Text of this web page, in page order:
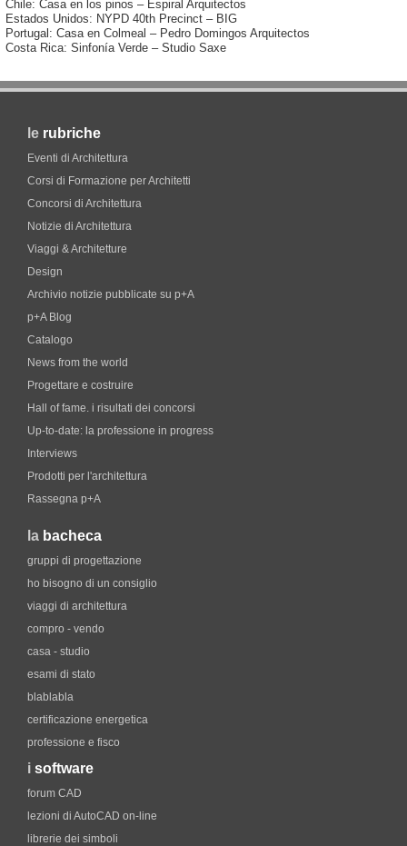
Chile: Casa en los pinos – Espiral Arquitectos
Estados Unidos: NYPD 40th Precinct – BIG
Portugal: Casa en Colmeal – Pedro Domingos Arquitectos
Costa Rica: Sinfonía Verde – Studio Saxe
le rubriche
Eventi di Architettura
Corsi di Formazione per Architetti
Concorsi di Architettura
Notizie di Architettura
Viaggi & Architetture
Design
Archivio notizie pubblicate su p+A
p+A Blog
Catalogo
News from the world
Progettare e costruire
Hall of fame. i risultati dei concorsi
Up-to-date: la professione in progress
Interviews
Prodotti per l'architettura
Rassegna p+A
la bacheca
gruppi di progettazione
ho bisogno di un consiglio
viaggi di architettura
compro - vendo
casa - studio
esami di stato
blablabla
certificazione energetica
professione e fisco
i software
forum CAD
lezioni di AutoCAD on-line
librerie dei simboli